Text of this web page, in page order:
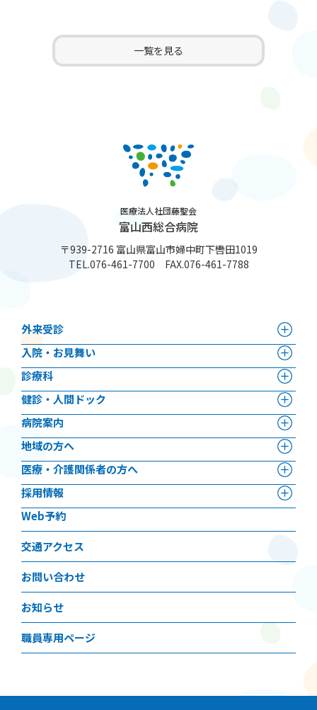
一覧を見る
医療法人社団藤聖会
富山西総合病院
〒939-2716 富山県富山市婦中町下轡田1019
TEL.076-461-7700 FAX.076-461-7788
外来受診
⼊院・お見舞い
診療科
健診・人間ドック
病院案内
地域の方へ
医療・介護関係者の方へ
採用情報
Web予約
交通アクセス
お問い合わせ
お知らせ
職員専用ページ